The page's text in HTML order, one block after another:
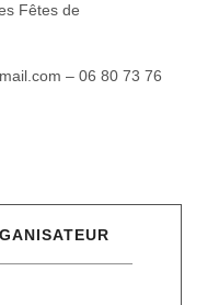
Fêtes de
– 06 80 73 76